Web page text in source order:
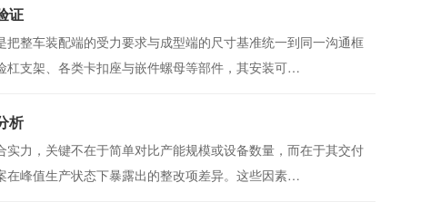
证
整车装配端的受力要求与成型端的尺寸基准统一到同一沟通框
支架、各类卡扣座与嵌件螺母等部件，其安装可…
析
力，关键不在于简单对比产能规模或设备数量，而在于其交付
在峰值生产状态下暴露出的整改项差异。这些因素…